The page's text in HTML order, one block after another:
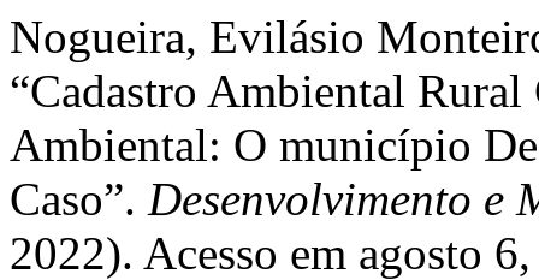
Nogueira, Evilásio
“Cadastro Ambiental Rural
Ambiental: O município
Caso”. Desenvolvimento e
2022). Acesso em agosto